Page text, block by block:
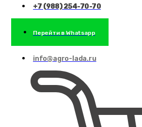
+7 (988) 254-70-70
Перейти в Whatsapp
info@agro-lada.ru